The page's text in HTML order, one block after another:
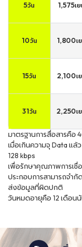
5วัน
10วัน
15วัน
31วัน
1,575เ
1,800เ
2,100เ
2,250เ
มาตรฐานการสื่อสารคือ
เมื่อเกินความจุ Data แล้
128 kbps
เพื่อรักษาคุณภาพการเชื่
ประกอบการสามารถจำกั
ส่งข้อมูลที่ผิดปกติ
วันหมดอายุคือ 12 เดือน